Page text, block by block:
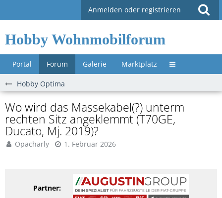
Anmelden oder registrieren
Hobby Wohnmobilforum
Portal Forum Galerie Marktplatz Untermenü »
Hobby Optima
Wo wird das Massekabel(?) unterm
rechten Sitz angeklemmt (T70GE,
Ducato, Mj. 2019)?
Opacharly 1. Februar 2026
Partner: